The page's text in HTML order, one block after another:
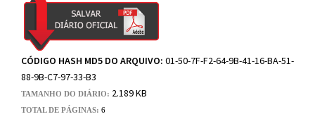
CÓDIGO HASH MD5 DO ARQUIVO: 01-50-7F-F2-64-9B-41-16-BA-51-
88-9B-C7-97-33-B3
TAMANHO DO DIÁRIO: 2.189 KB
TOTAL DE PÁGINAS: 6